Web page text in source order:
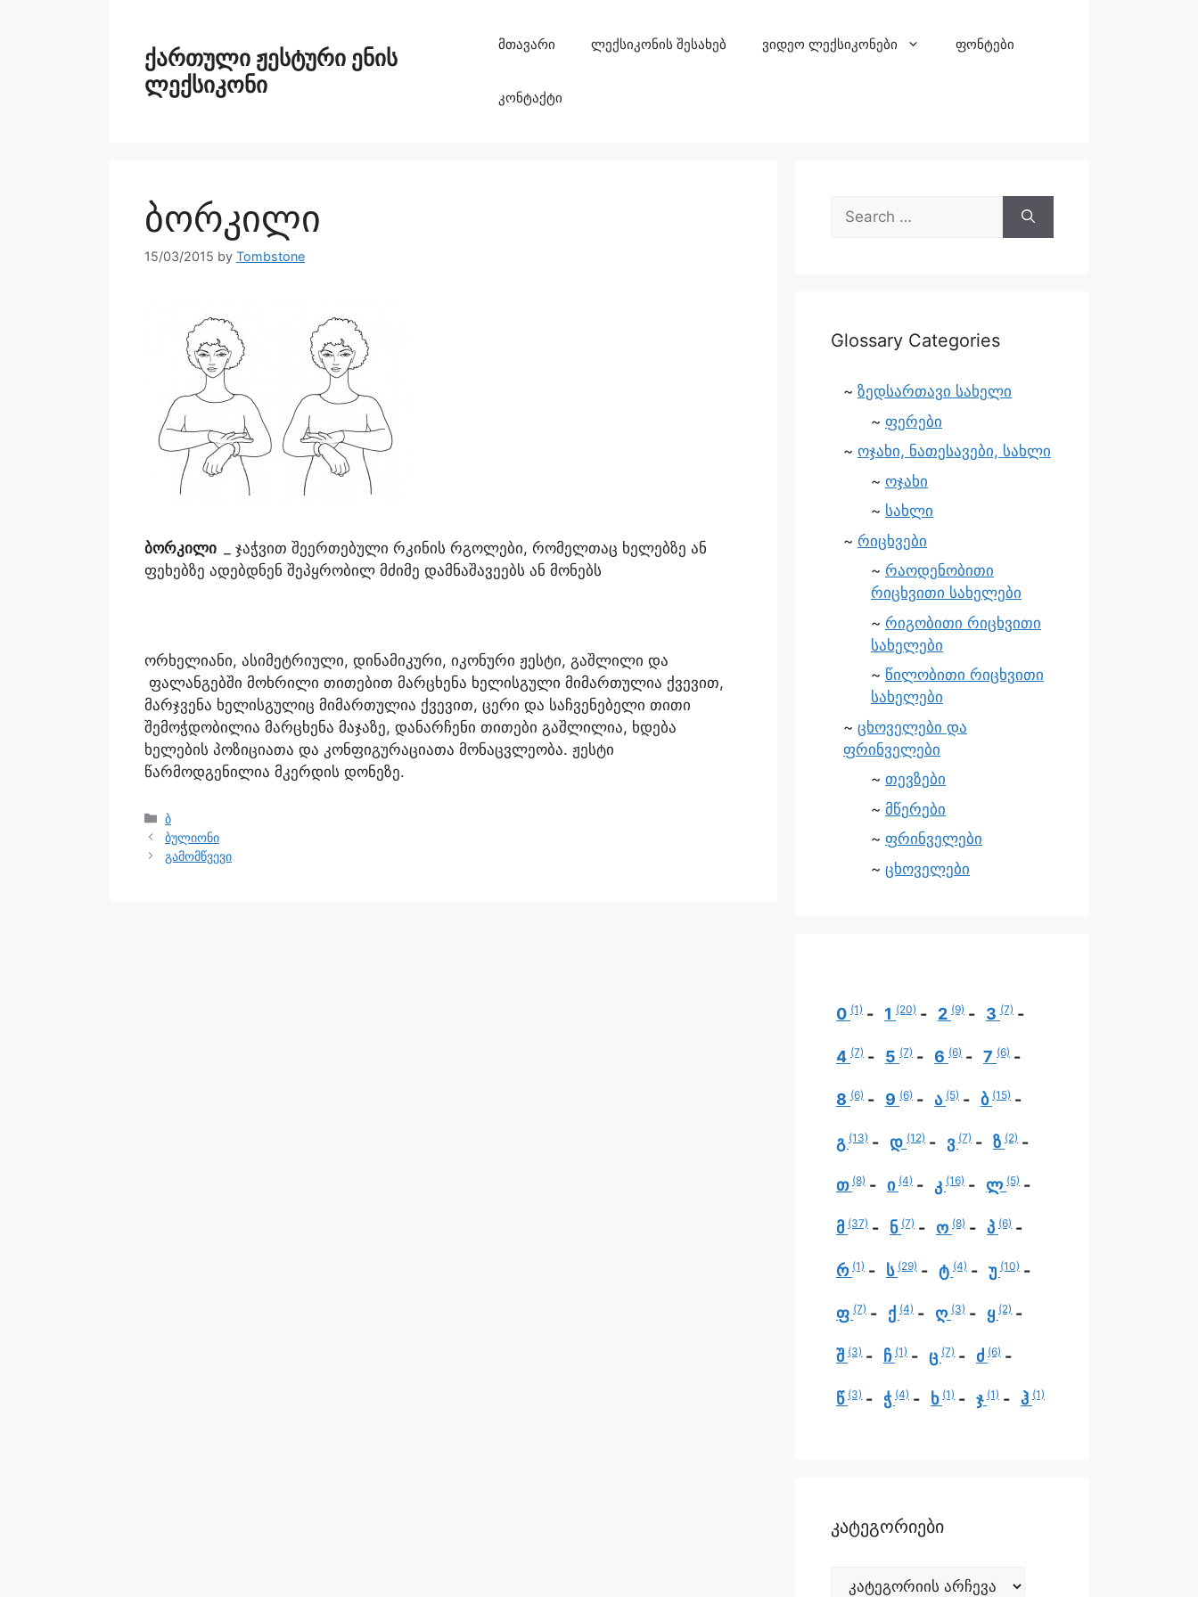
ქართული ჟესტური ენის
ლექსიკონი
მთავარი ლექსიკონის შესახებ ვიდეო ლექსიკონები ფონტები
კონტაქტი
ბორკილი
15/03/2015 by Tombstone
ბორკილი
_ ჯაჭვით შეერთებული რკინის რგოლები, რომელთაც ხელებზე ან
ფეხებზე ადებდნენ შეპყრობილ მძიმე დამნაშავეებს ან მონებს
ორხელიანი, ასიმეტრიული, დინამიკური, იკონური ჟესტი, გაშლილი და
ფალანგებში მოხრილი თითებით მარცხენა ხელისგული მიმართულია ქვევით,
მარჯვენა ხელისგულიც მიმართულია ქვევით, ცერი და საჩვენებელი თითი
შემოჭდობილია მარცხენა მაჯაზე, დანარჩენი თითები გაშლილია, ხდება
ხელების პოზიციათა და კონფიგურაციათა მონაცვლეობა. ჟესტი
წარმოდგენილია მკერდის დონეზე.
ბ
ბულიონი
გამომწვევი
Glossary Categories
ზედსართავი სახელი
ფერები
ოჯახი, ნათესავები, სახლი
ოჯახი
სახლი
რიცხვები
რაოდენობითი
რიცხვითი სახელები
რიგობითი რიცხვითი
სახელები
წილობითი რიცხვითი
სახელები
ცხოველები და
ფრინველები
თევზები
მწერები
ფრინველები
ცხოველები
0 (1) 1 (20) 2 (9) 3 (7)
4 (7) 5 (7) 6 (6) 7 (6)
8 (6) 9 (6) ა (5) ბ (15)
გ (13) დ (12) ვ (7) ზ (2)
თ (8) ი (4) კ (16) ლ (5)
მ (37) ნ (7) ო (8) პ (6)
რ (1) ს (29) ტ (4) უ (10)
ფ (7) ქ (4) ღ (3) ყ (2)
შ (3) ჩ (1) ც (7) ძ (6)
წ (3) ჭ (4) ხ (1) ჯ (1) ჰ (1)
კატეგორიები